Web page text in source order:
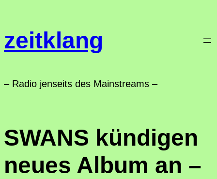
springen
zeitklang
– Radio jenseits des Mainstreams –
SWANS kündigen
neues Album an –